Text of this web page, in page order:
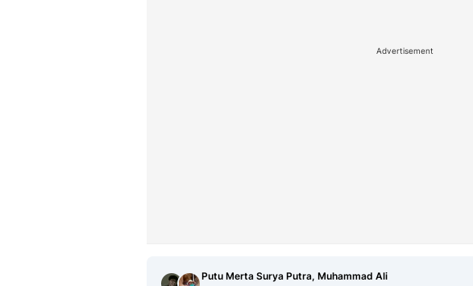
Advertisement
Putu Merta Surya Putra, Muhammad Ali